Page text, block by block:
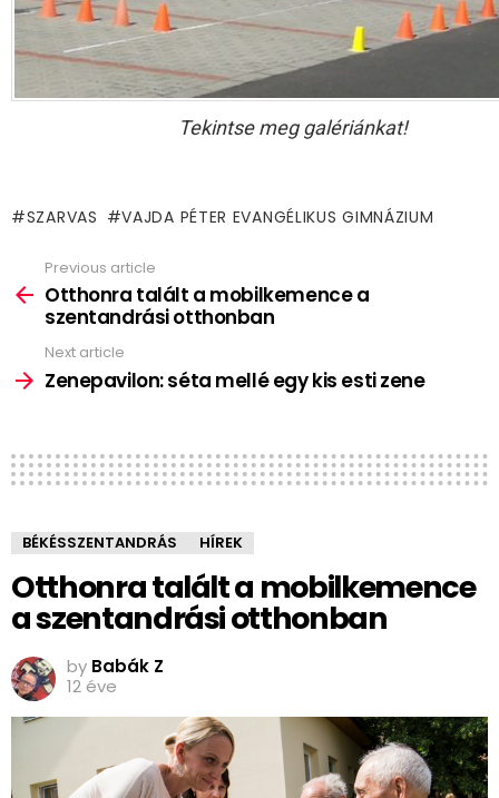
Tekintse meg galériánkat!
SZARVAS VAJDA PÉTER EVANGÉLIKUS GIMNÁZIUM
more
Previous article
Otthonra talált a mobilkemence a
szentandrási otthonban
Next article
Zenepavilon: séta mellé egy kis esti zene
BÉKÉSSZENTANDRÁS HÍREK
Otthonra talált a mobilkemence
a szentandrási otthonban
by Babák Z
12 éve